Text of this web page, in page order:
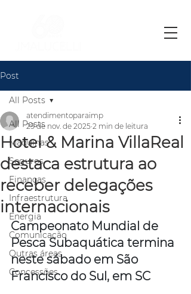
Post
All Posts
Máquinas
Seguros
Finanças
Infraestrutura
Energia
Comunicação
Outras áreas
Concessões
All Posts
Hotel & Marina VillaReal
destaca estrutura ao
receber delegações
internacionais
atendimentoparaimp
29 de nov. de 2025 2 min de leitura
Campeonato Mundial de
Pesca Subaquática termina
neste sábado em São
Francisco do Sul, em SC